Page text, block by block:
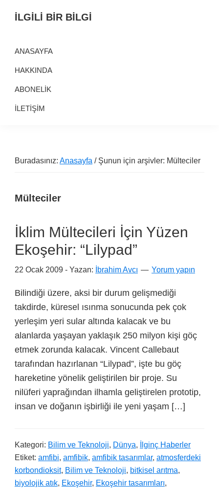
navigasyona
content
alanaİLGİLİ BİR BİLGİ
ANASAYFA
HAKKINDA
ABONELİK
İLETİŞİM
Buradasınız: Anasayfa / Şunun için arşivler: Mülteciler
Mülteciler
İklim Mültecileri İçin Yüzen
Ekoşehir: “Lilypad”
22 Ocak 2009 - Yazan: İbrahim Avcı Yorum yapın
Bilindiği üzere, aksi bir durum gelişmediği
takdirde, küresel ısınma sonucunda pek çok
yerleşim yeri sular altında kalacak ve bu
alanlarda yaşayan yaklaşık 250 milyon kişi göç
etmek zorunda kalacak. Vincent Callebaut
tarafından hazırlanan “Lilypad”, işte bu göç
hareketine yönelik geliştirilen bir proje. Su
nilüferi yaprağından ilhamla geliştirelen prototip,
insan ve doğanın işbirliği ile yeni yaşam […]
Kategori: Bilim ve Teknoloji, Dünya,
İlginç Haberler
Etiket: amfibi, amfibik, amfibik tasarımlar, atmosferdeki
korbondioksit, Bilim ve Teknoloji, bitkisel arıtma,
biyolojik atık, Ekoşehir, Ekoşehir tasarımları,